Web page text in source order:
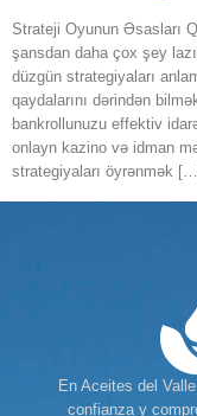
Strateji Oyunun Əsasları
şansdan daha çox şey
düzgün strategiyaları
qaydalarını dərindən
bankrollunuzu effektiv
onlayn kazino və idman
strategiyaları öyrənmək
En Aceites del
confianza y